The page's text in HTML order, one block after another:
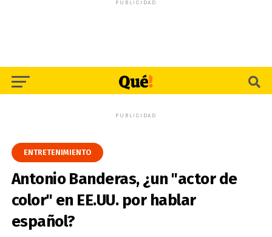
PUBLICIDAD
PUBLICIDAD
ENTRETENIMIENTO
Antonio Banderas, ¿un "actor de
color" en EE.UU. por hablar
español?